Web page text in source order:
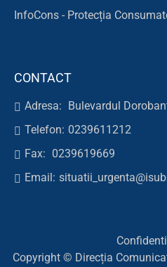
InfoCons - Protecția
CONTACT
Adresa: Bulevardul
Telefon: 0239611212
Fax: 0239619669
Email:
Copyright © Direcția